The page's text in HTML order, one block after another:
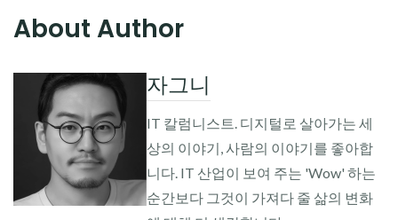
About Author
자그니
IT 칼럼니스트. 디지털로 살아가는 세
상의 이야기, 사람의 이야기를 좋아합
니다. IT 산업이 보여 주는 'Wow' 하는
순간보다 그것이 가져다 줄 삶의 변화